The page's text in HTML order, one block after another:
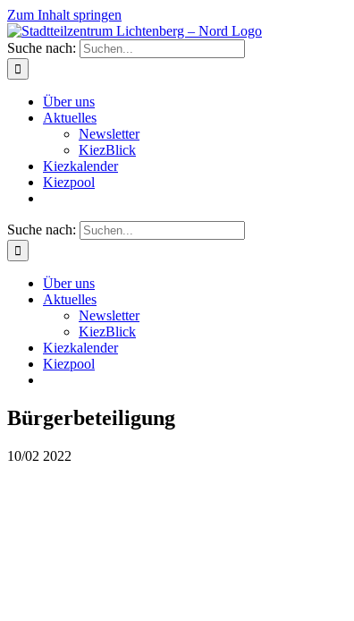
Zum Inhalt springen
Suche nach:
Über uns
Aktuelles
Newsletter
KiezBlick
Kiezkalender
Kiezpool
Suche nach:
Über uns
Aktuelles
Newsletter
KiezBlick
Kiezkalender
Kiezpool
Bürgerbeteiligung
10/02 2022